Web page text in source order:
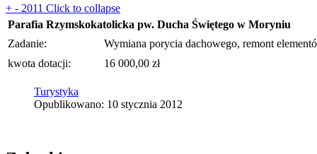
+ - 2011 Click to collapse
Parafia Rzymskokatolicka pw. Ducha Świętego w Moryniu
Zadanie:
Wymiana porycia dachowego, remont
kwota dotacji:
16 000,00 zł
Turystyka
Opublikowano: 10 stycznia 2012